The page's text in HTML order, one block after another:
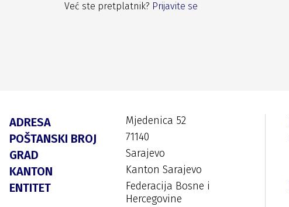
Već ste pretplatnik? Prijavite se
ADRESA Mjedenica 52
POŠTANSKI BROJ 71140
GRAD Sarajevo
KANTON Kanton Sarajevo
ENTITET
Federacija Bosne i
Hercegovine